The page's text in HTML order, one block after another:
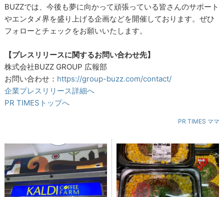
BUZZでは、今後も夢に向かって頑張っている皆さんのサポート
やエンタメ界を盛り上げる企画などを開催しております。ぜひ
フォローとチェックをお願いいたします。
【プレスリリースに関するお問い合わせ先】
株式会社BUZZ GROUP 広報部
お問い合わせ： https://group-buzz.com/contact/
企業プレスリリース詳細へ
PR TIMESトップへ
PR TIMES ママ